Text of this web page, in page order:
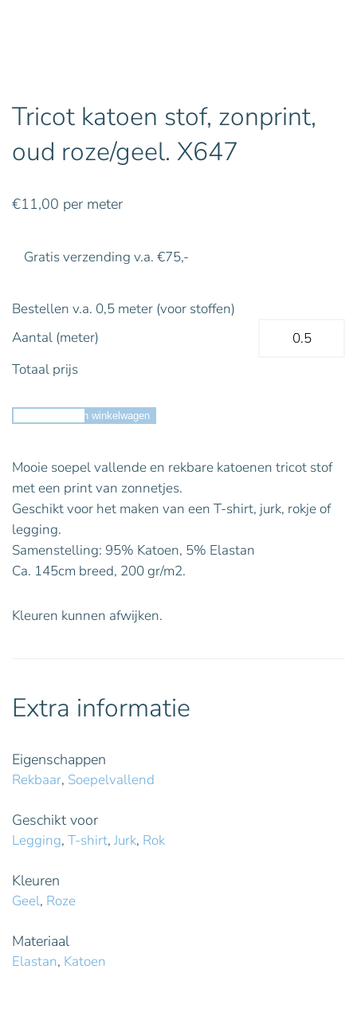
Tricot katoen stof, zonprint,
oud roze/geel. X647
€11,00 per meter
Gratis verzending v.a. €75,-
Bestellen v.a. 0,5 meter (voor stoffen)
Aantal (meter)
Totaal prijs
Toevoegen aan winkelwagen
Mooie soepel vallende en rekbare katoenen tricot stof
met een print van zonnetjes.
Geschikt voor het maken van een T-shirt, jurk, rokje of
legging.
Samenstelling: 95% Katoen, 5% Elastan
Ca. 145cm breed, 200 gr/m2.
Kleuren kunnen afwijken.
Extra informatie
Eigenschappen
Rekbaar, Soepelvallend
Geschikt voor
Legging, T-shirt, Jurk, Rok
Kleuren
Geel, Roze
Materiaal
Elastan, Katoen